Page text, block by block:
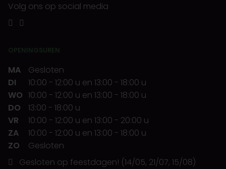
Volg ons op social media
OPENINGSUREN
MA
Gesloten
DI
10:00 - 12:00 u en 13:00 - 18:00 u
WO 10:00 - 12:00 u en 13:00 - 18:00 u
DO
13:00 - 18:00 u
VR
10:00 - 12:00 u en 13:00 - 20:00 u
ZA
10:00 - 12:00 u en 13:00 - 18:00 u
ZO
Gesloten
Gesloten op feestdagen! (14/05, 21/07, 15/08)